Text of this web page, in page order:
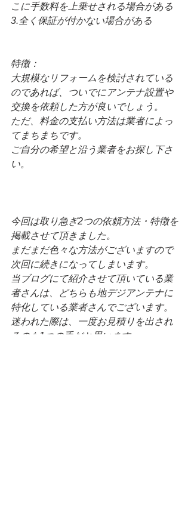
こに手数料を上乗せされる場合がある
3.全く保証が付かない場合がある
特徴：
大規模なリフォームを検討されている
のであれば、ついでにアンテナ設置や
交換を依頼した方が良いでしょう。
ただ、料金の支払い方法は業者によっ
てまちまちです。
ご自分の希望と沿う業者をお探し下さ
い。
今回は取り急ぎ2つの依頼方法・特徴を
掲載させて頂きました。
まだまだ色々な方法がございますので
次回に続きになってしまいます。
当ブログにて紹介させて頂いている業
者さんは、どちらも地デジアンテナに
特化している業者さんでございます。
迷われた際は、一度お見積りを出され
るのも1つの手だと思います。